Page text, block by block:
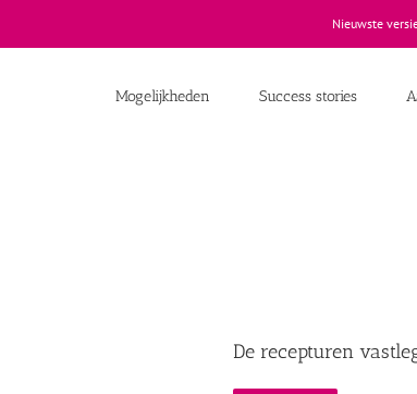
Nieuwste
Mogelijkheden Success stories
De recepturen